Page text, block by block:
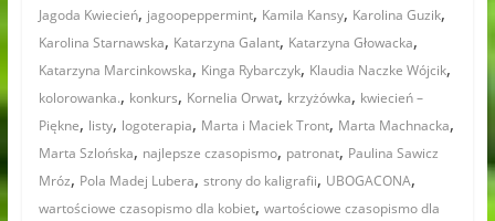
Jagoda Kwiecień, jagoopeppermint, Kamila Kansy, Karolina Guzik,
Karolina Starnawska, Katarzyna Galant, Katarzyna Głowacka,
Katarzyna Marcinkowska, Kinga Rybarczyk, Klaudia Naczke Wójcik,
kolorowanka., konkurs, Kornelia Orwat, krzyżówka, kwiecień –
Piękne, listy, logoterapia, Marta i Maciek Tront, Marta Machnacka,
Marta Szlońska, najlepsze czasopismo, patronat, Paulina Sawicz
Mróz, Pola Madej Lubera, strony do kaligrafii, UBOGACONA,
wartościowe czasopismo dla kobiet, wartościowe czasopismo dla